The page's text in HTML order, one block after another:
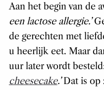
Aan het begin van de
een lactose allergie.’
de gerechten met
u heerlijk eet. Maar
uur later wordt
cheesecake.’Dat is op